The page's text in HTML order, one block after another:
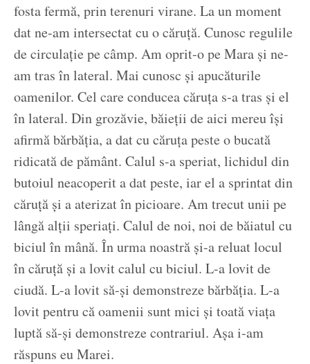
fosta fermă, prin terenuri virane. La un moment
dat ne-am intersectat cu o căruță. Cunosc regulile
de circulație pe câmp. Am oprit-o pe Mara și ne-
am tras în lateral. Mai cunosc și apucăturile
oamenilor. Cel care conducea căruța s-a tras și el
în lateral. Din grozăvie, băieții de aici mereu își
afirmă bărbăția, a dat cu căruța peste o bucată
ridicată de pământ. Calul s-a speriat, lichidul din
butoiul neacoperit a dat peste, iar el a sprintat din
căruță și a aterizat în picioare. Am trecut unii pe
lângă alții speriați. Calul de noi, noi de băiatul cu
biciul în mână. În urma noastră și-a reluat locul
în căruță și a lovit calul cu biciul. L-a lovit de
ciudă. L-a lovit să-și demonstreze bărbăția. L-a
lovit pentru că oamenii sunt mici și toată viața
luptă să-și demonstreze contrariul. Așa i-am
răspuns eu Marei.